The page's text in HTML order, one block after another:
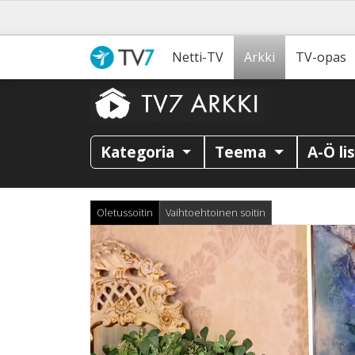
Netti-TV Arkki TV-opas
Kategoria Teema A-Ö
Oletussoitin Vaihtoehtoinen soitin